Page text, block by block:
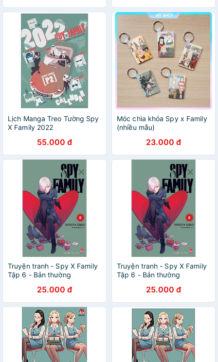
Lịch Manga Treo Tường Spy
X Family 2022
55.000 đ
Móc chìa khóa Spy x Family
(nhiều mẫu)
23.000 đ
Truyện tranh - Spy X Family
Tập 6 - Bản thường
25.000 đ
Truyện tranh - Spy X Family
Tập 6 - Bản thường
25.000 đ